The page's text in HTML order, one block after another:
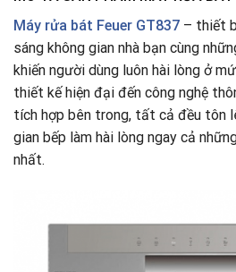
Máy rửa bát Feuer GT837 – thiết
sáng không gian nhà bạn cùng
khiến người dùng luôn hài lòng ở
thiết kế hiện đại đến công nghệ
tích hợp bên trong, tất cả đều tôn
gian bếp làm hài lòng ngay cả
nhất.